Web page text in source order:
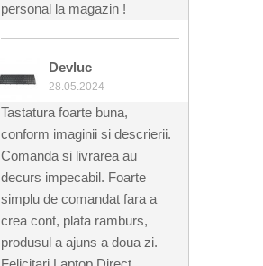
personal la magazin !
Devluc
28.05.2024
Tastatura foarte buna,
conform imaginii si descrierii.
Comanda si livrarea au
decurs impecabil. Foarte
simplu de comandat fara a
crea cont, plata ramburs,
produsul a ajuns a doua zi.